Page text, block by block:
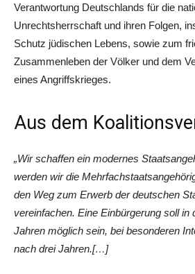
Verantwortung Deutschlands für die
Unrechtsherrschaft und ihren Folgen,
Schutz jüdischen Lebens, sowie zum
Zusammenleben der Völker und dem
eines Angriffskrieges.
Aus dem
„Wir schaffen ein modernes
werden wir die
den Weg zum Erwerb der deutschen
vereinfachen. Eine Einbürgerung soll in
Jahren möglich sein, bei besonderen
nach drei Jahren.[…]